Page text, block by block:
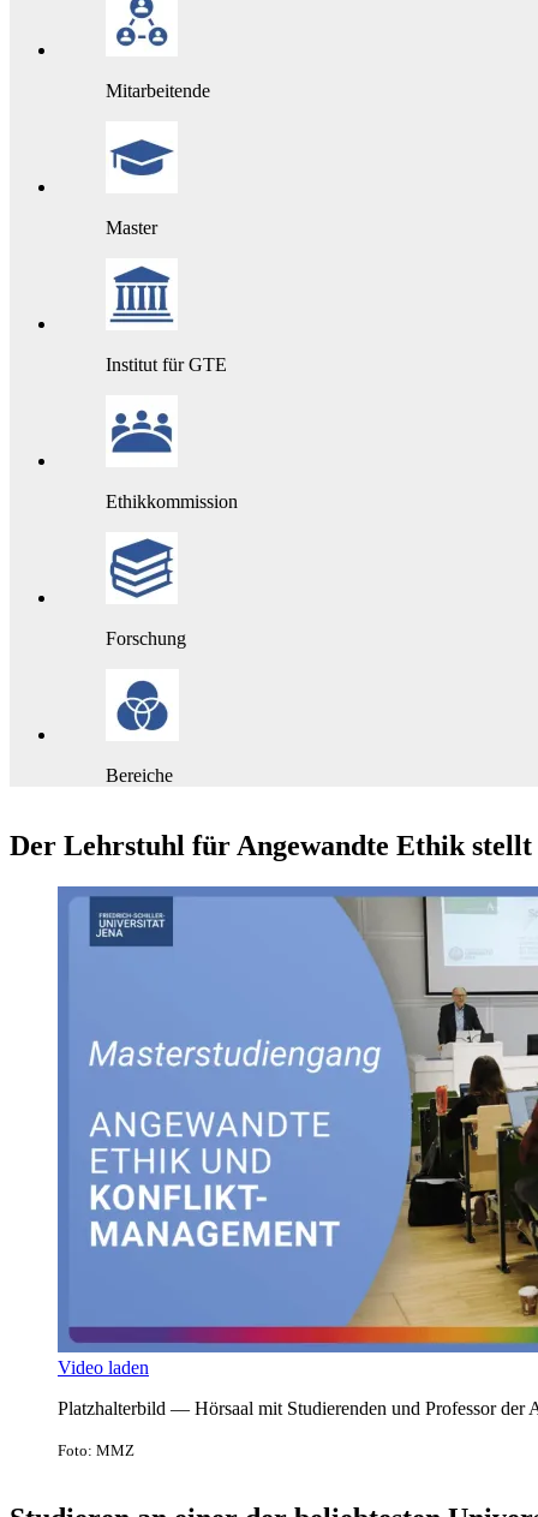
Mitarbeitende
Master
Institut für GTE
Ethikkommission
Forschung
Bereiche
Der Lehrstuhl für Angewandte Ethik
Video laden
Platzhalterbild — Hörsaal mit Studierenden und Professor der
Foto: MMZ